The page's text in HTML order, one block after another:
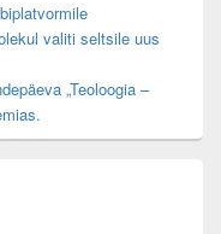
valiti seltsile uus
„Teoloogia –